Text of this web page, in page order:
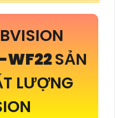
WF22SẢN
LƯỢNG